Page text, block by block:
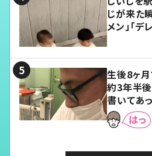
じが来た
メン」「デ
生後8ヶ
約3年半
書いてあ